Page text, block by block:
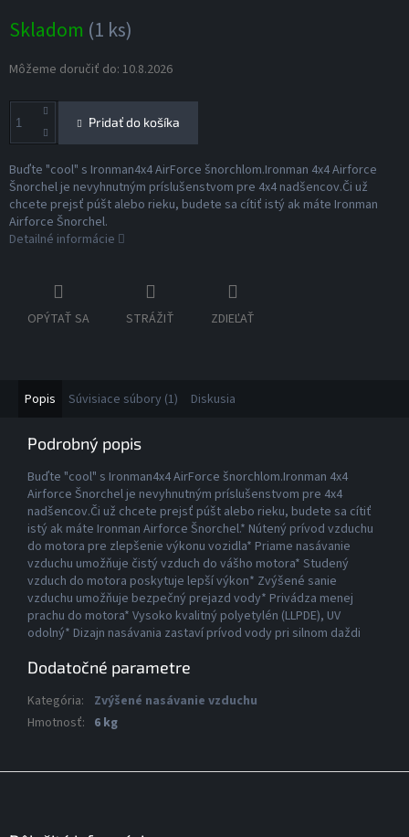
cena:
Skladom (1 ks)
Môžeme doručiť do: 10.8.2026
Pridať do košíka
Buďte "cool" s Ironman4x4 AirForce šnorchlom.Ironman 4x4 Airforce
Šnorchel je nevyhnutným príslušenstvom pre 4x4 nadšencov.Či už
chcete prejsť púšt alebo rieku, budete sa cítiť istý ak máte Ironman
Airforce Šnorchel.
Detailné informácie
OPÝTAŤ SA STRÁŽIŤ ZDIEĽAŤ
Popis Súvisiace súbory (1) Diskusia
Podrobný popis
Buďte "cool" s Ironman4x4 AirForce šnorchlom.Ironman 4x4
Airforce Šnorchel je nevyhnutným príslušenstvom pre 4x4
nadšencov.Či už chcete prejsť púšt alebo rieku, budete sa cítiť
istý ak máte Ironman Airforce Šnorchel.* Nútený prívod vzduchu
do motora pre zlepšenie výkonu vozidla* Priame nasávanie
vzduchu umožňuje čistý vzduch do vášho motora* Studený
vzduch do motora poskytuje lepší výkon* Zvýšené sanie
vzduchu umožňuje bezpečný prejazd vody* Privádza menej
prachu do motora* Vysoko kvalitný polyetylén (LLPDE), UV
odolný* Dizajn nasávania zastaví prívod vody pri silnom daždi
Dodatočné parametre
Kategória:
Zvýšené nasávanie vzduchu
Hmotnosť: 6 kg